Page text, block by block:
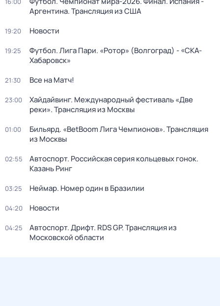
Аргентина. Трансляция из США
19:20 Новости
19:25
Футбол. Лига Пари. «Ротор» (Волгоград) - «СКА-
Хабаровск»
21:30 Все на Матч!
23:00
Хайдайвинг. Международный фестиваль «Две
реки». Трансляция из Москвы
01:00
Бильярд. «BetBoom Лига Чемпионов». Трансляция
из Москвы
02:55
Автоспорт. Российская серия кольцевых гонок.
Казань Ринг
03:25 Неймар. Номер один в Бразилии
04:20 Новости
04:25
Автоспорт. Дрифт. RDS GP. Трансляция из
Московской области